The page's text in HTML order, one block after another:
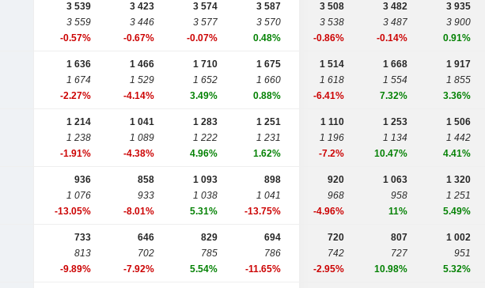
3 539
3 559
-0.57%
3 423
3 446
-0.67%
3 574
3 577
-0.07%
3 587
3 570
0.48%
3 508
3 538
-0.86%
3 482
3 487
-0.14%
3 935
3 900
0.91%
1 636
1 674
-2.27%
1 466
1 529
-4.14%
1 710
1 652
3.49%
1 675
1 660
0.88%
1 514
1 618
-6.41%
1 668
1 554
7.32%
1 917
1 855
3.36%
1 214
1 238
-1.91%
1 041
1 089
-4.38%
1 283
1 222
4.96%
1 251
1 231
1.62%
1 110
1 196
-7.2%
1 253
1 134
10.47%
1 506
1 442
4.41%
936
1 076
-13.05%
858
933
-8.01%
1 093
1 038
5.31%
898
1 041
-13.75%
920
968
-4.96%
1 063
958
11%
1 320
1 251
5.49%
733
813
-9.89%
646
702
-7.92%
829
785
5.54%
694
786
-11.65%
720
742
-2.95%
807
727
10.98%
1 002
951
5.32%